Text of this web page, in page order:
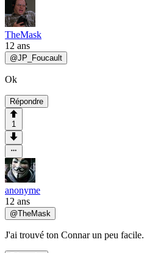
TheMask
12 ans
@JP_Foucault
Ok
Répondre
1
anonyme
12 ans
@TheMask
J'ai trouvé ton Connar un peu facile.